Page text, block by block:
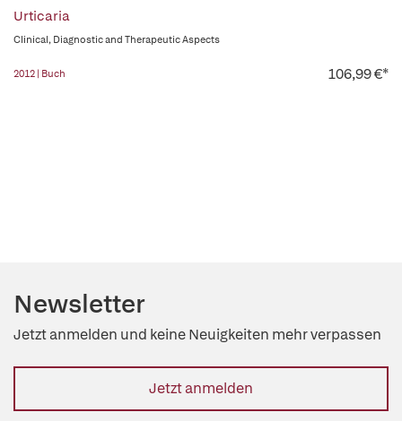
Urticaria
Clinical, Diagnostic and Therapeutic Aspects
2012 | Buch 106,99 €*
Newsletter
Jetzt anmelden und keine Neuigkeiten mehr verpassen
Jetzt anmelden